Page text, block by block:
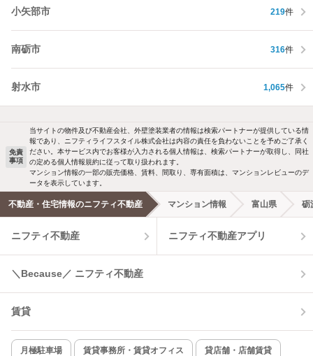
小矢部市 219件
南砺市 316件
射水市 1,065件
免責
事項
当サイトの物件及び不動産会社、外壁塗装業者の情報は検索パートナーが提供している情
報であり、ニフティライフスタイル株式会社は内容の責任を負わないことを予めご了承く
ださい。本サービス内でお客様が入力される個人情報は、検索パートナーが取得し、同社
の定める個人情報規約に従って取り扱われます。
マンション情報の一部の販売価格、賃料、間取り、専有面積は、マンションレビューのデ
ータを表示しています。
不動産・住宅情報のニフティ不動産 マンション情報 富山県 砺
ニフティ不動産 ニフティ不動産アプリ
＼Because／ ニフティ不動産
賃貸
月極駐車場 賃貸事務所・賃貸オフィス 貸店舗・店舗賃貸